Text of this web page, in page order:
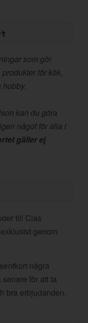
som gör
för kök,
kan du göra
något för alla i
gäller ej
till Clas
genom
några
för att ta
bra erbjudanden.